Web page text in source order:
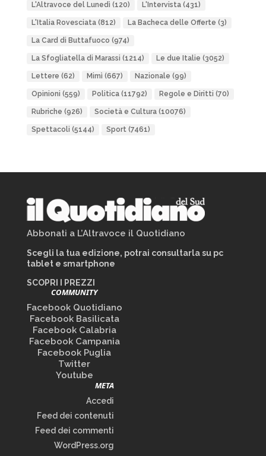
L'Altravoce del Lunedì (120) L'Intervista(431)
L'Italia Rovesciata(812) La Bacheca delle Offerte (3)
La Card di Buttafuoco (974)
La Sfogliatella di Marassi (1214) Le due Italie (3052)
Lettere (62) Mimì (667) Nazionale (99)
Opinioni (559) Politica(11792) Regole e Diritti (70)
Rubriche (926) Società e Cultura(10076)
Spettacoli (5144) Sport(7461)
Abbonati a L’Altravoce il Quotidiano
Scegli la tua edizione, potrai consultarla su pc
tablet e smartphone
SCOPRI I PREZZI
COMMUNITY
Facebook Quotidiano
Facebook Basilicata
Facebook Calabria
Facebook Campania
Facebook Puglia
Twitter
Youtube
META
Accedi
Feed dei contenuti
Feed dei commenti
WordPress.org